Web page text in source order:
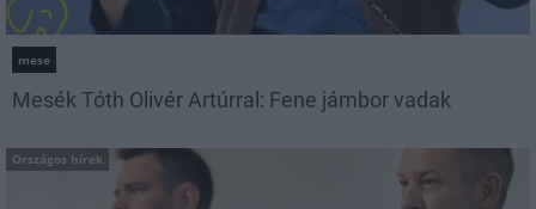
mese
Mesék Tóth Olivér Artúrral: Fene jámbor vadak
Országos hírek